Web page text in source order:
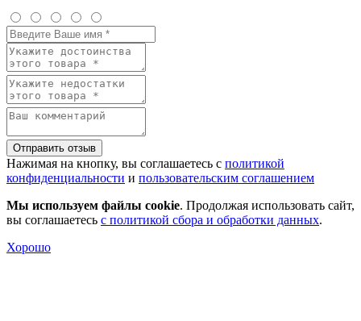
Отправить отзыв
Нажимая на кнопку, вы соглашаетесь с политикой
конфиденциальности и пользовательским соглашением
Мы используем файлы cookie. Продолжая использовать сайт,
вы соглашаетесь с политикой сбора и обработки данных.
Хорошо